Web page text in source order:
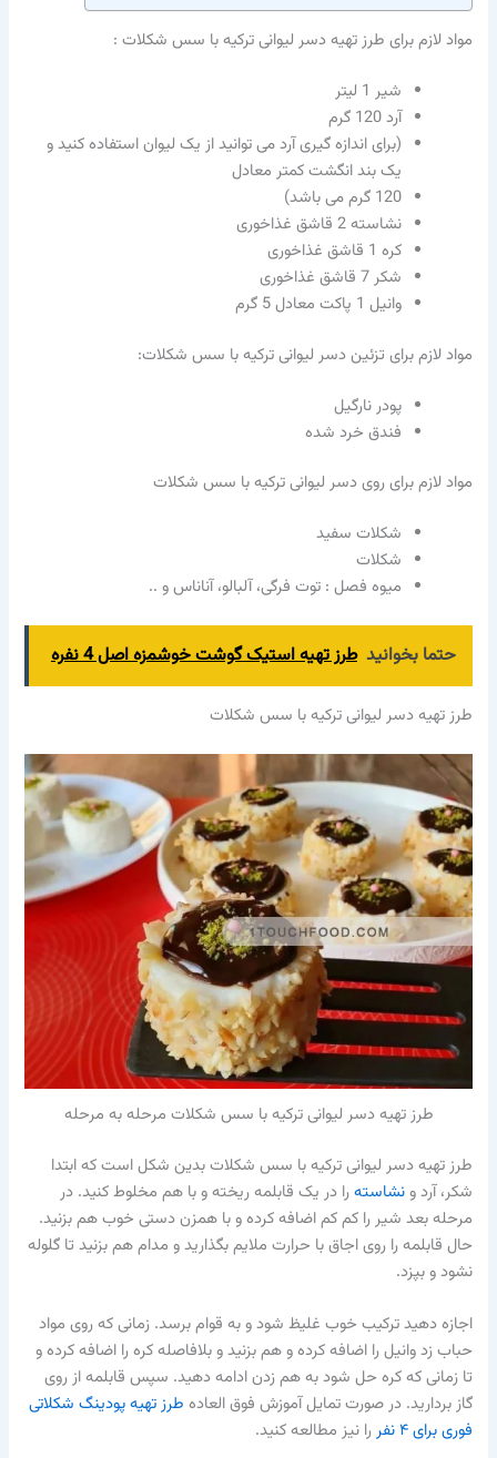
مواد لازم برای طرز تهیه دسر لیوانی ترکیه با سس شکلات :
شیر 1 لیتر
آرد 120 گرم
(برای اندازه گیری آرد می توانید از یک لیوان استفاده کنید و
یک بند انگشت کمتر معادل
120 گرم می باشد)
نشاسته 2 قاشق غذاخوری
کره 1 قاشق غذاخوری
شکر 7 قاشق غذاخوری
وانیل 1 پاکت معادل 5 گرم
مواد لازم برای تزئین دسر لیوانی ترکیه با سس شکلات:
پودر نارگیل
فندق خرد شده
مواد لازم برای روی دسر لیوانی ترکیه با سس شکلات
شکلات سفید
شکلات
میوه فصل : توت فرگی، آلبالو، آناناس و ..
حتما بخوانید طرز تهیه استیک گوشت خوشمزه اصل 4 نفره
طرز تهیه دسر لیوانی ترکیه با سس شکلات
طرز تهیه دسر لیوانی ترکیه با سس شکلات مرحله به مرحله
طرز تهیه دسر لیوانی ترکیه با سس شکلات بدین شکل است که ابتدا
شکر، آرد ونشاستهرا در یک قابلمه ریخته و با هم مخلوط کنید. در
مرحله بعد شیر را کم کم اضافه کرده و با همزن دستی خوب هم بزنید.
حال قابلمه را روی اجاق با حرارت ملایم بگذارید و مدام هم بزنید تا گلوله
نشود و بپزد.
اجازه دهید ترکیب خوب غلیظ شود و به قوام برسد. زمانی که روی مواد
حباب زد وانیل را اضافه کرده و هم بزنید و بلافاصله کره را اضافه کرده و
تا زمانی که کره حل شود به هم زدن ادامه دهید. سپس قابلمه از روی
گاز بردارید. در صورت تمایل آموزش فوق العاده طرز تهیه پودینگ شکلاتی
فوری برای ۴ نفر
را نیز مطالعه کنید.